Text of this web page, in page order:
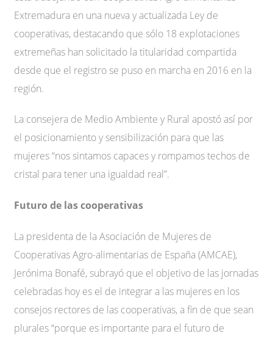
Extremadura en una nueva y actualizada Ley de
cooperativas, destacando que sólo 18 explotaciones
extremeñas han solicitado la titularidad compartida
desde que el registro se puso en marcha en 2016 en la
región.
La consejera de Medio Ambiente y Rural apostó así por
el posicionamiento y sensibilización para que las
mujeres “nos sintamos capaces y rompamos techos de
cristal para tener una igualdad real”.
Futuro de las cooperativas
La presidenta de la Asociación de Mujeres de
Cooperativas Agro-alimentarias de España (AMCAE),
Jerónima Bonafé, subrayó que el objetivo de las jornadas
celebradas hoy es el de integrar a las mujeres en los
consejos rectores de las cooperativas, a fin de que sean
plurales “porque es importante para el futuro de